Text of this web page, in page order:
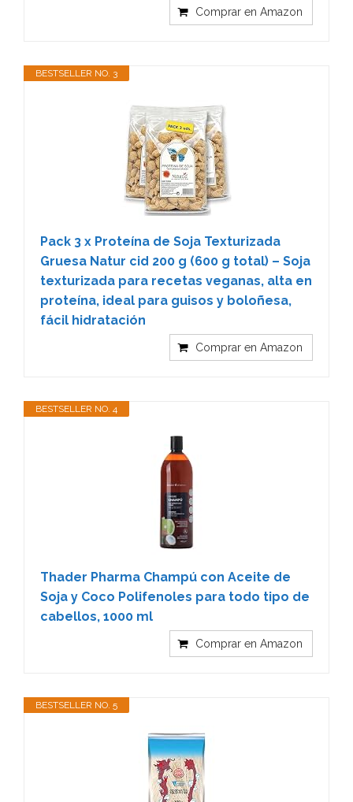
Comprar en Amazon
BESTSELLER NO. 3
Pack 3 x Proteína de Soja Texturizada
Gruesa Natur cid 200 g (600 g total) – Soja
texturizada para recetas veganas, alta en
proteína, ideal para guisos y boloñesa,
fácil hidratación
Comprar en Amazon
BESTSELLER NO. 4
Thader Pharma Champú con Aceite de
Soja y Coco Polifenoles para todo tipo de
cabellos, 1000 ml
Comprar en Amazon
BESTSELLER NO. 5